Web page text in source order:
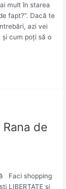
mult în starea
fapt?”. Dacă te
azi vei
cum poți să o
de
Faci shopping
LIBERTATE și